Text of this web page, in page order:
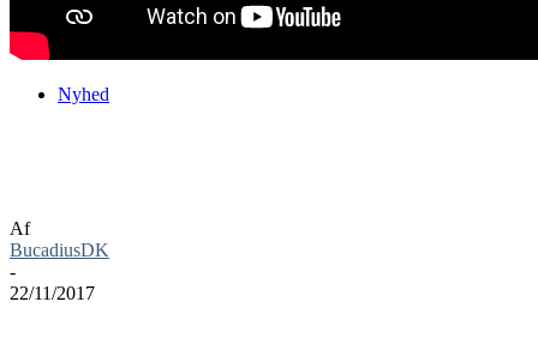
Nyhed
Af
BucadiusDK
-
22/11/2017